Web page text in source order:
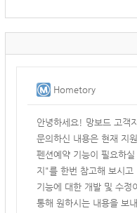
Hometory
안녕하세요! 망보드 고객
문의하신 내용은 현재 지
펜션예약 기능이 필요하
지"를 한번 참고해 보시고
기능에 대한 개발 및 수정
통해 원하시는 내용을 보